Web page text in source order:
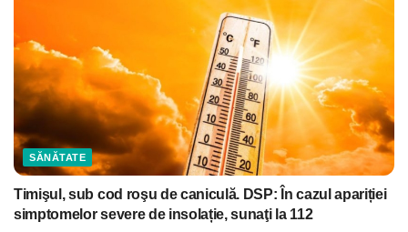
SĂNĂTATE
Timişul, sub cod roşu de caniculă. DSP: În cazul apariției
simptomelor severe de insolație, sunaţi la 112